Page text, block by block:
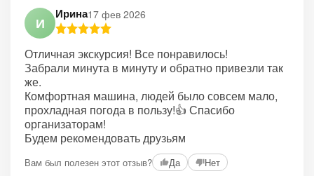
И
Ирина17 фев 2026
Отличная экскурсия! Все понравилось!
Забрали минута в минуту и обратно привезли так
же.
Комфортная машина, людей было совсем мало,
прохладная погода в пользу!👍 Спасибо
организаторам!
Будем рекомендовать друзьям
Вам был полезен этот отзыв? Да Нет